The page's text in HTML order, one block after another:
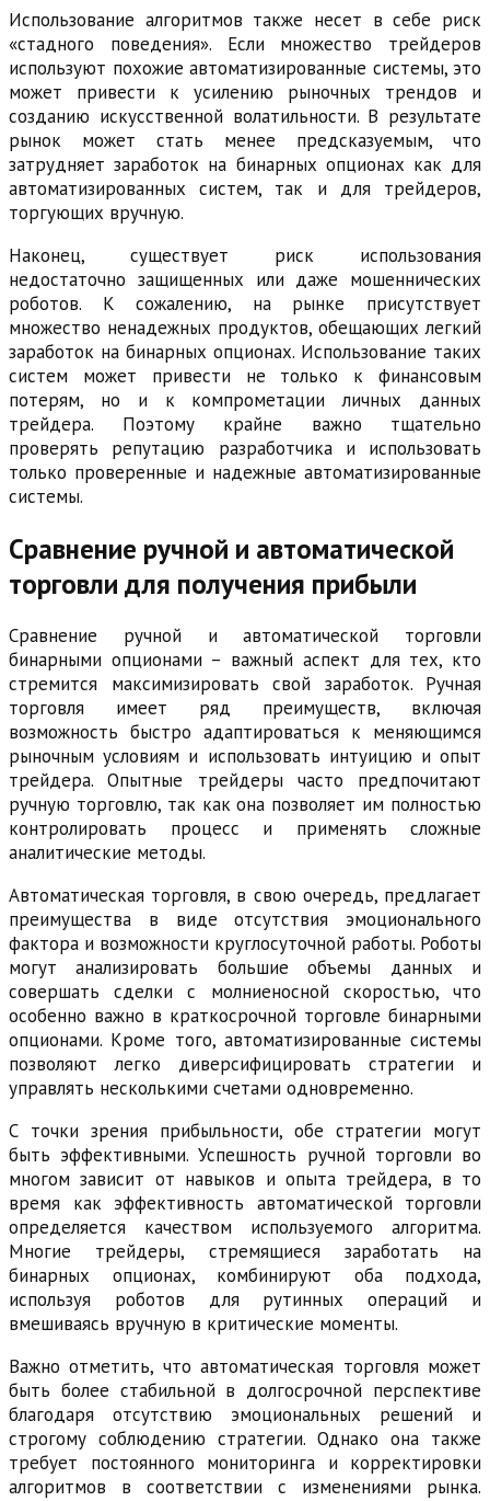
Использование алгоритмов также несет в себе риск
«стадного поведения». Если множество трейдеров
используют похожие автоматизированные системы, это
может привести к усилению рыночных трендов и
созданию искусственной волатильности. В результате
рынок может стать менее предсказуемым, что
затрудняет заработок на бинарных опционах как для
автоматизированных систем, так и для трейдеров,
торгующих вручную.
Наконец, существует риск использования
недостаточно защищенных или даже мошеннических
роботов. К сожалению, на рынке присутствует
множество ненадежных продуктов, обещающих легкий
заработок на бинарных опционах. Использование таких
систем может привести не только к финансовым
потерям, но и к компрометации личных данных
трейдера. Поэтому крайне важно тщательно
проверять репутацию разработчика и использовать
только проверенные и надежные автоматизированные
системы.
Сравнение ручной и автоматической
торговли для получения прибыли
Сравнение ручной и автоматической торговли
бинарными опционами – важный аспект для тех, кто
стремится максимизировать свой заработок. Ручная
торговля имеет ряд преимуществ, включая
возможность быстро адаптироваться к меняющимся
рыночным условиям и использовать интуицию и опыт
трейдера. Опытные трейдеры часто предпочитают
ручную торговлю, так как она позволяет им полностью
контролировать процесс и применять сложные
аналитические методы.
Автоматическая торговля, в свою очередь, предлагает
преимущества в виде отсутствия эмоционального
фактора и возможности круглосуточной работы. Роботы
могут анализировать большие объемы данных и
совершать сделки с молниеносной скоростью, что
особенно важно в краткосрочной торговле бинарными
опционами. Кроме того, автоматизированные системы
позволяют легко диверсифицировать стратегии и
управлять несколькими счетами одновременно.
С точки зрения прибыльности, обе стратегии могут
быть эффективными. Успешность ручной торговли во
многом зависит от навыков и опыта трейдера, в то
время как эффективность автоматической торговли
определяется качеством используемого алгоритма.
Многие трейдеры, стремящиеся заработать на
бинарных опционах, комбинируют оба подхода,
используя роботов для рутинных операций и
вмешиваясь вручную в критические моменты.
Важно отметить, что автоматическая торговля может
быть более стабильной в долгосрочной перспективе
благодаря отсутствию эмоциональных решений и
строгому соблюдению стратегии. Однако она также
требует постоянного мониторинга и корректировки
алгоритмов в соответствии с изменениями рынка.